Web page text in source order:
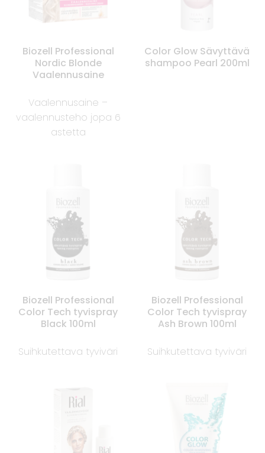
Biozell Professional
Nordic Blonde
Vaalennusaine
Vaalennusaine –
vaalennusteho jopa 6
astetta
Color Glow Sävyttävä
shampoo Pearl 200ml
Biozell Professional
Color Tech tyvispray
Black 100ml
Suihkutettava tyviväri
Biozell Professional
Color Tech tyvispray
Ash Brown 100ml
Suihkutettava tyviväri